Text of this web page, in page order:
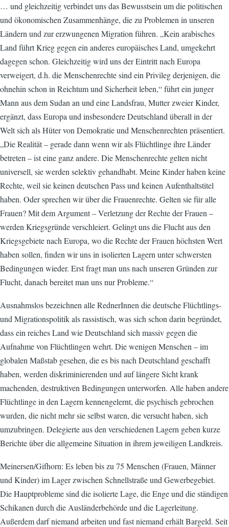
… und gleichzeitig verbindet uns das Bewusstsein um die politischen
und ökonomischen Zusammenhänge, die zu Problemen in unseren
Ländern und zur erzwungenen Migration führen. „Kein arabisches
Land führt Krieg gegen ein anderes europäisches Land, umgekehrt
dagegen schon. Gleichzeitig wird uns der Eintritt nach Europa
verweigert, d.h. die Menschenrechte sind ein Privileg derjenigen, die
ohnehin schon in Reichtum und Sicherheit leben,“ führt ein junger
Mann aus dem Sudan an und eine Landsfrau, Mutter zweier Kinder,
ergänzt, dass Europa und insbesondere Deutschland überall in der
Welt sich als Hüter von Demokratie und Menschenrechten präsentiert.
„Die Realität – gerade dann wenn wir als Flüchtlinge ihre Länder
betreten – ist eine ganz andere. Die Menschenrechte gelten nicht
universell, sie werden selektiv gehandhabt. Meine Kinder haben keine
Rechte, weil sie keinen deutschen Pass und keinen Aufenthaltstitel
haben. Oder sprechen wir über die Frauenrechte. Gelten sie für alle
Frauen? Mit dem Argument – Verletzung der Rechte der Frauen –
werden Kriegsgründe verschleiert. Gelingt uns die Flucht aus den
Kriegsgebiete nach Europa, wo die Rechte der Frauen höchsten Wert
haben sollen, finden wir uns in isolierten Lagern unter schwersten
Bedingungen wieder. Erst fragt man uns nach unseren Gründen zur
Flucht, danach bereitet man uns nur Probleme.“
Ausnahmslos bezeichnen alle RednerInnen die deutsche Flüchtlings-
und Migrationspolitik als rassistisch, was sich schon darin begründet,
dass ein reiches Land wie Deutschland sich massiv gegen die
Aufnahme von Flüchtlingen wehrt. Die wenigen Menschen – im
globalen Maßstab gesehen, die es bis nach Deutschland geschafft
haben, werden diskriminierenden und auf längere Sicht krank
machenden, destruktiven Bedingungen unterworfen. Alle haben andere
Flüchtlinge in den Lagern kennengelernt, die psychisch gebrochen
wurden, die nicht mehr sie selbst waren, die versucht haben, sich
umzubringen. Delegierte aus den verschiedenen Lagern geben kurze
Berichte über die allgemeine Situation in ihrem jeweiligen Landkreis.
Meinersen/Gifhorn: Es leben bis zu 75 Menschen (Frauen, Männer
und Kinder) im Lager zwischen Schnellstraße und Gewerbegebiet.
Die Hauptprobleme sind die isolierte Lage, die Enge und die ständigen
Schikanen durch die Ausländerbehörde und die Lagerleitung.
Außerdem darf niemand arbeiten und fast niemand erhält Bargeld. Seit